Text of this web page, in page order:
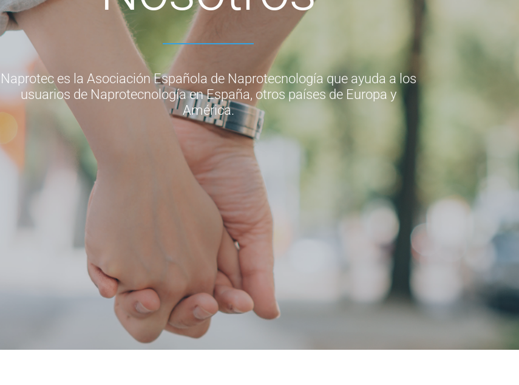
Naprotec es la Asociación Española de Naprotecnología que ayuda a los
usuarios de Naprotecnología en España, otros países de Europa y
América.